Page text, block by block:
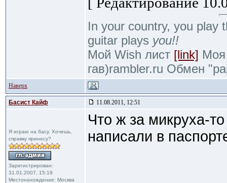
In your country, you play
guitar plays you!!
Мой Wish лист [link] Моя
гав)rambler.ru Обмен
Наверх
Басист Кайф 11.08.2011, 12:51
Я играю на басу. Хочешь,
справку принесу?
Зарегистрирован:
31.01.2007, 15:19
Местонахождение: Москва
Что ж за микруха-
написали в